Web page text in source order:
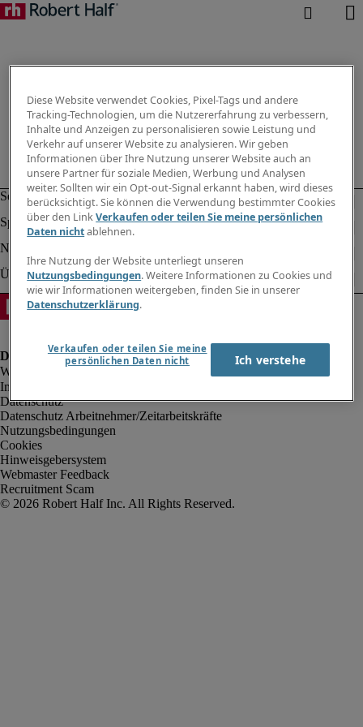
Impressum
Datenschutz
Datenschutz Arbeitnehmer/Zeitarbeitskräfte
Nutzungsbedingungen
Cookies
Hinweisgebersystem
Webmaster Feedback
Recruitment Scam
Diese Website verwendet Cookies, Pixel-Tags und andere
Tracking-Technologien, um die Nutzererfahrung zu verbessern,
Inhalte und Anzeigen zu personalisieren sowie Leistung und
Verkehr auf unserer Website zu analysieren. Wir geben
Informationen über Ihre Nutzung unserer Website auch an
unsere Partner für soziale Medien, Werbung und Analysen
weiter. Sollten wir ein Opt-out-Signal erkannt haben, wird dieses
berücksichtigt. Sie können die Verwendung bestimmter Cookies
über den LinkVerkaufen oder teilen Sie meine persönlichen
Daten nichtablehnen.
Ihre Nutzung der Website unterliegt unseren
Nutzungsbedingungen. Weitere Informationen zu Cookies und
wie wir Informationen weitergeben, finden Sie in unserer
Datenschutzerklärung.
Verkaufen oder teilen Sie meine
persönlichen Daten nicht
Ich verstehe